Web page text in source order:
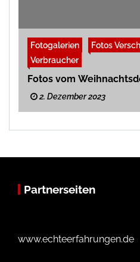
Fotogalerien Fotos
Verbraucher
Fotos vom
2. Dezember 2023
Partnerseiten
www.echteerfahrungen.de